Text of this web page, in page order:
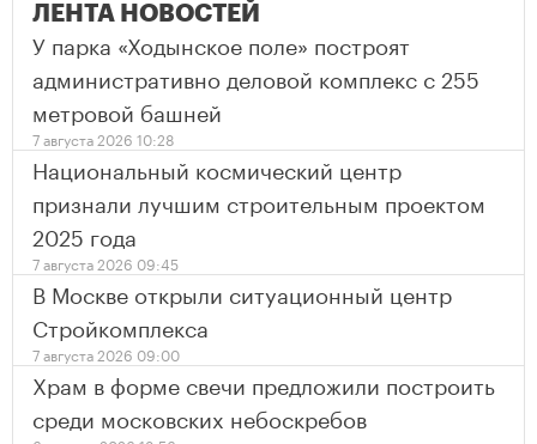
ЛЕНТА НОВОСТЕЙ
У парка «Ходынское поле» построят
административно деловой комплекс с 255
метровой башней
7 августа 2026 10:28
Национальный космический центр
признали лучшим строительным проектом
2025 года
7 августа 2026 09:45
В Москве открыли ситуационный центр
Стройкомплекса
7 августа 2026 09:00
Храм в форме свечи предложили построить
среди московских небоскребов